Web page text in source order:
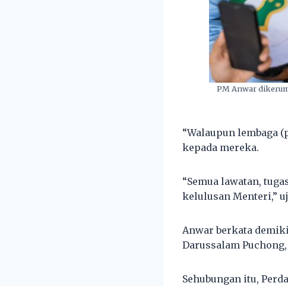
PM Anwar
“Walaupun lembaga
kepada mereka.
“Semua lawatan,
kelulusan Menteri,”
Anwar berkata
Darussalam
Sehubungan itu,